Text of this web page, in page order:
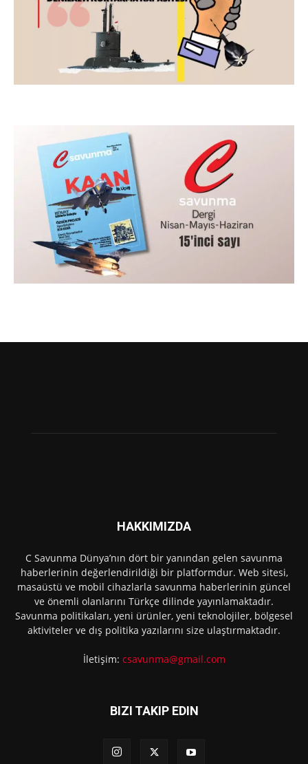
HAKKIMIZDA
C Savunma Dünya’nın dört bir yanından gelen savunma
haberlerinin değerlendirildiği bir platformdur. Web sitesi,
masaüstü ve mobil cihazlarla savunma haberlerinin güncel
ve önemli olanlarını Türkçe dilinde yayınlamaktadır.
Savunma politikaları, yeni ürünler, yeni teknolojiler, bölgesel
aktiviteler ve dış politika yazılarını size ulaştırmaktadır.
İletişim: csavunma@gmail.com
BIZI TAKIP EDIN